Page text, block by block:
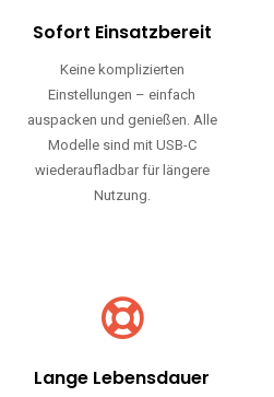
Sofort Einsatzbereit
Keine komplizierten
Einstellungen – einfach
auspacken und genießen. Alle
Modelle sind mit USB-C
wiederaufladbar für längere
Nutzung.
Lange Lebensdauer